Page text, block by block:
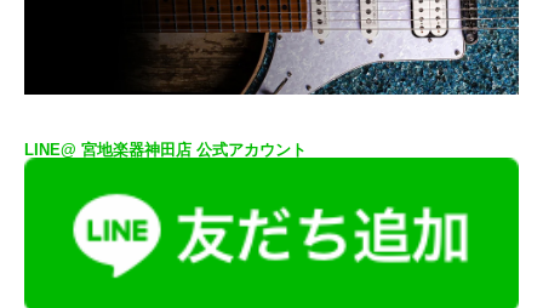
LINE@ 宮地楽器神田店 公式アカウント